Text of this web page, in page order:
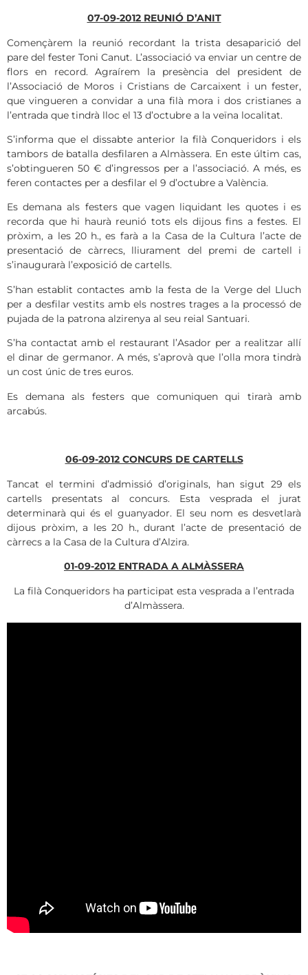
07-09-2012 REUNIÓ D’ANIT
Començàrem la reunió recordant la trista desaparició del
pare del fester Toni Canut. L’associació va enviar un centre de
flors en record. Agraírem la presència del president de
l’Associació de Moros i Cristians de Carcaixent i un fester,
que vingueren a convidar a una filà mora i dos cristianes a
l’entrada que tindrà lloc el 13 d’octubre a la veïna localitat.
S’informa que el dissabte anterior la filà Conqueridors i els
tambors de batalla desfilaren a Almàssera. En este últim cas,
s’obtingueren 50 € d’ingressos per a l’associació. A més, es
feren contactes per a desfilar el 9 d’octubre a València.
Es demana als festers que vagen liquidant les quotes i es
recorda que hi haurà reunió tots els dijous fins a festes. El
pròxim, a les 20 h., es farà a la Casa de la Cultura l’acte de
presentació de càrrecs, lliurament del premi de cartell i
s’inaugurarà l’exposició de cartells.
S’han establit contactes amb la festa de la Verge del Lluch
per a desfilar vestits amb els nostres trages a la processó de
pujada de la patrona alzirenya al seu reial Santuari.
S’ha contactat amb el restaurant l’Asador per a realitzar allí
el dinar de germanor. A més, s’aprovà que l’olla mora tindrà
un cost únic de tres euros.
Es demana als festers que comuniquen qui tirarà amb
arcabús.
06-09-2012 CONCURS DE CARTELLS
Tancat el termini d’admissió d’originals, han sigut 29 els
cartells presentats al concurs. Esta vesprada el jurat
determinarà qui és el guanyador. El seu nom es desvetlarà
dijous pròxim, a les 20 h., durant l’acte de presentació de
càrrecs a la Casa de la Cultura d’Alzira.
01-09-2012 ENTRADA A ALMÀSSERA
La filà Conqueridors ha participat esta vesprada a l’entrada
d’Almàssera.